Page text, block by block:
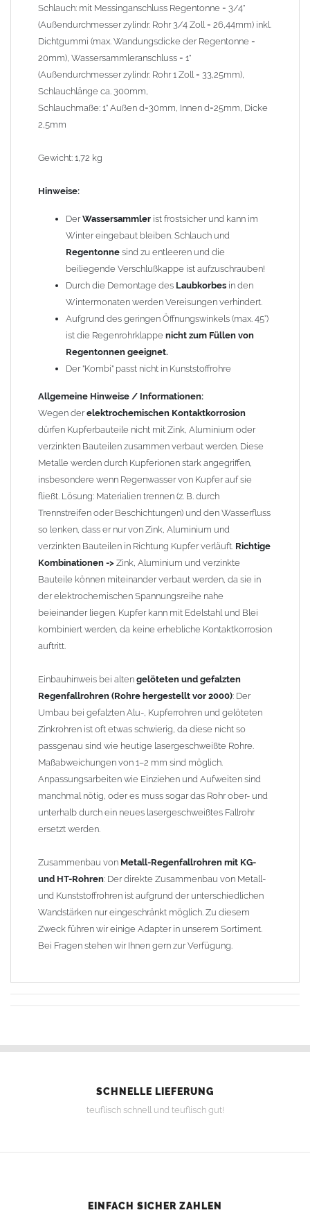
Regenwasser von Kupfer auf sie fließt. Lösung: Materialien
trennen (z. B. durch Trennstreifen oder Beschichtungen) und den
Wasserfluss so lenken, dass er nur von Zink, Aluminium und
verzinkten Bauteilen in Richtung Kupfer verläuft.
Kombinationen ->
Zink, Aluminium und verzinkte Bauteile
können miteinander verbaut werden, da sie in der
elektrochemischen Spannungsreihe nahe beieinander liegen.
Regenfallrohren (Rohre hergestellt vor 2000)
etwas schwierig, da diese nicht so passgenau sind wie heutige
lasergeschweißte Rohre. Maßabweichungen von 1–2 mm sind
möglich. Anpassungsarbeiten wie Einziehen und Aufweiten sind
manchmal nötig, oder es muss sogar das Rohr ober- und
unterhalb durch ein neues lasergeschweißtes Fallrohr ersetzt
Zusammenbau vonMetall-Regenfallrohren mit KG- und HT-
: Der direkte Zusammenbau von Metall- und
Kunststoffrohren ist aufgrund der unterschiedlichen
führen wir einige Adapter in unserem Sortiment. Bei Fragen
stehen wir Ihnen gern zur Verfügung.
Schlauch: mit Messinganschluss Regentonne = 3/4"
(Außendurchmesser zylindr. Rohr 3/4 Zoll = 26,44mm) inkl.
Dichtgummi (max. Wandungsdicke der Regentonne =
20mm), Wassersammleranschluss = 1"
(Außendurchmesser zylindr. Rohr 1 Zoll = 33,25mm),
Schlauchlänge ca. 300mm,
Schlauchmaße: 1" Außen d=30mm, Innen d=25mm, Dicke
2,5mm
Gewicht: 1,72 kg
Hinweise:
DerWassersammler ist frostsicher und kann im
Winter eingebaut bleiben. Schlauch und
Regentonne sind zu entleeren und die
beiliegende Verschlußkappe ist aufzuschrauben!
Durch die Demontage des Laubkorbes in den
Wintermonaten werden Vereisungen verhindert.
Aufgrund des geringen Öffnungswinkels (max. 45°)
ist die Regenrohrklappe nicht zum Füllen von
Regentonnen geeignet.
Der "Kombi" passt nicht in Kunststoffrohre
Allgemeine Hinweise / Informationen:
Wegen derelektrochemischen Kontaktkorrosion
dürfen Kupferbauteile nicht mit Zink, Aluminium oder
verzinkten Bauteilen zusammen verbaut werden. Diese
Metalle werden durch Kupferionen stark angegriffen,
insbesondere wenn Regenwasser von Kupfer auf sie
fließt. Lösung: Materialien trennen (z. B. durch
Trennstreifen oder Beschichtungen) und den Wasserfluss
so lenken, dass er nur von Zink, Aluminium und
verzinkten Bauteilen in Richtung Kupfer verläuft. Richtige
Kombinationen -> Zink, Aluminium und verzinkte
Bauteile können miteinander verbaut werden, da sie in
der elektrochemischen Spannungsreihe nahe
beieinander liegen. Kupfer kann mit Edelstahl und Blei
kombiniert werden, da keine erhebliche Kontaktkorrosion
auftritt.
Einbauhinweis bei alten gelöteten und gefalzten
Regenfallrohren (Rohre hergestellt vor 2000): Der
Umbau bei gefalzten Alu-, Kupferrohren und gelöteten
Zinkrohren ist oft etwas schwierig, da diese nicht so
passgenau sind wie heutige lasergeschweißte Rohre.
Maßabweichungen von 1–2 mm sind möglich.
Anpassungsarbeiten wie Einziehen und Aufweiten sind
manchmal nötig, oder es muss sogar das Rohr ober- und
unterhalb durch ein neues lasergeschweißtes Fallrohr
ersetzt werden.
Zusammenbau von Metall-Regenfallrohren mit KG-
und HT-Rohren: Der direkte Zusammenbau von Metall-
und Kunststoffrohren ist aufgrund der unterschiedlichen
Wandstärken nur eingeschränkt möglich. Zu diesem
Zweck führen wir einige Adapter in unserem Sortiment.
Bei Fragen stehen wir Ihnen gern zur Verfügung.
SCHNELLE LIEFERUNG
teuflisch schnell und teuflisch gut!
EINFACH SICHER ZAHLEN